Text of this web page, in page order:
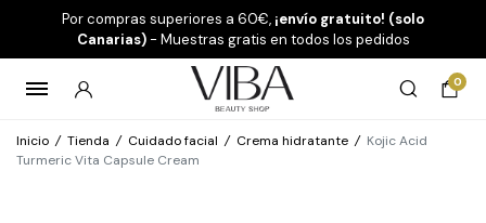
Por compras superiores a 60€, ¡envío gratuito! (solo
Canarias)- Muestras gratis en todos los pedidos
0
Inicio / Tienda / Cuidado facial / Crema hidratante / Kojic Acid
Turmeric Vita Capsule Cream